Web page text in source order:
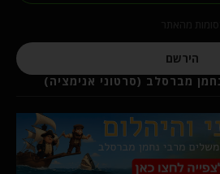
הירשם
מברסלב (סרטוני אנימציה)